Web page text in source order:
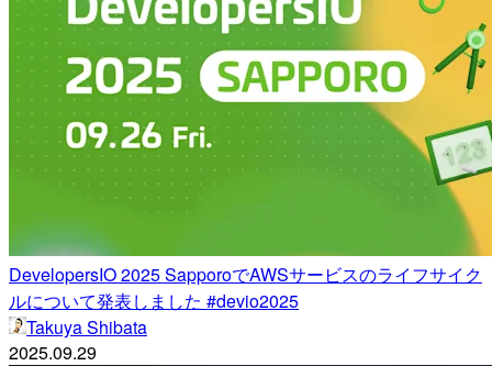
DevelopersIO 2025 SapporoでAWSサービスのライフサイク
ルについて発表しました #devio2025
Takuya Shibata
2025.09.29